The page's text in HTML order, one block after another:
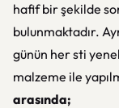
hafif bir şekilde
bulunmaktadır.
günün her sti
malzeme ile
arasında;